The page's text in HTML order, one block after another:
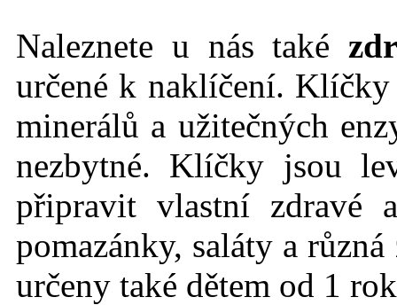
Naleznete u nás také
určené k naklíčení.
minerálů a užitečných
nezbytné. Klíčky jsou
připravit vlastní zdravé
pomazánky, saláty a
určeny také dětem od 1